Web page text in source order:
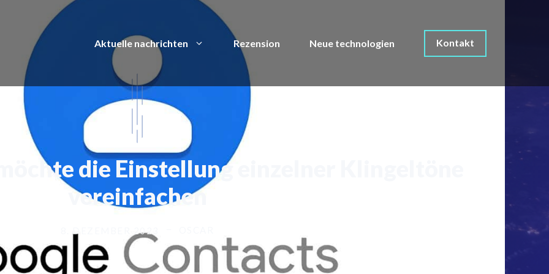
Aktuelle nachrichten Rezension Neue technologien Kontakt
die Einstellung einzelner Klingeltöne
vereinfachen
8. DEZEMBER 2023